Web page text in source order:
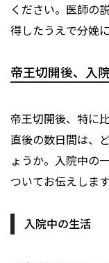
ください。医師の
得したうえで分娩
帝王切開後、入
帝王切開後、特に
直後の数日間は、
ょうか。入院中の
ついてお伝えします
入院中の生活